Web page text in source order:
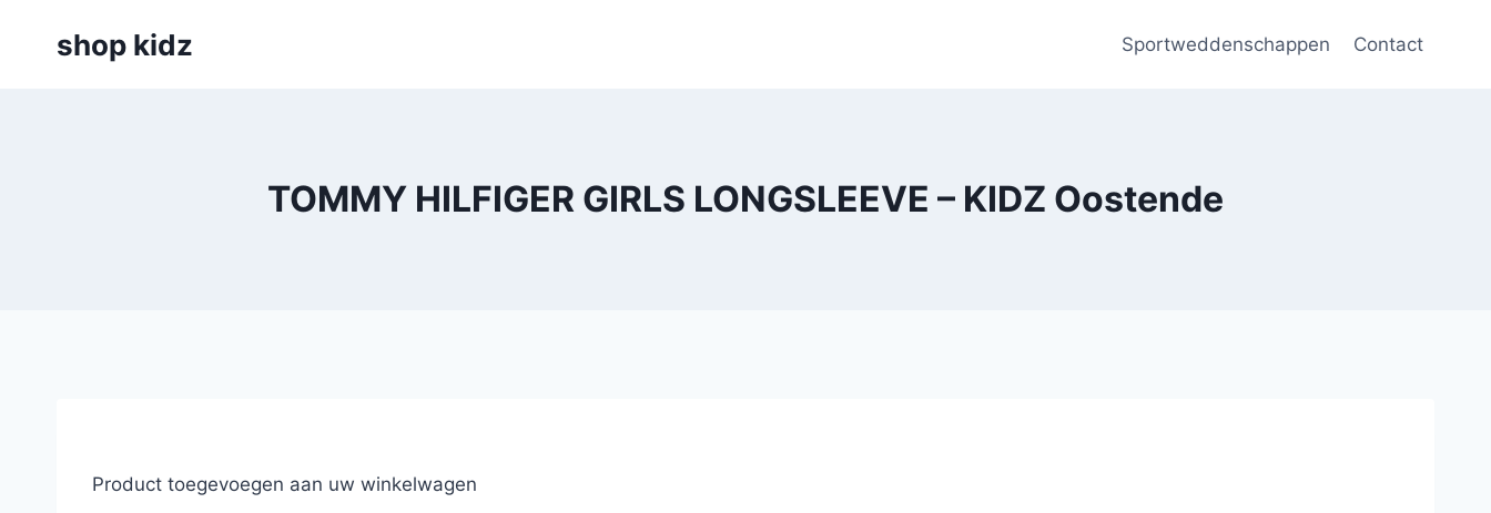
shop kidz Sportweddenschappen Contact
TOMMY HILFIGER GIRLS LONGSLEEVE – KIDZ Oostende
Product toegevoegen aan uw winkelwagen